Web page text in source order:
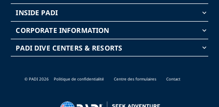
INSIDE PADI keyboard_arrow_down
CORPORATE INFORMATION keyboard_arrow_down
PADI DIVE CENTERS & RESORTS keyboard_arrow_down
© PADI 2026 Politique de confidentialité Centre des formulaires Contact